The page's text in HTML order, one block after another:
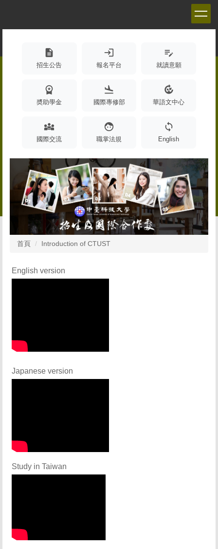
description
招生公告
login
報名平台
edit_note
就讀意願
workspace_premium
奬助學金
flight_land
國際專修部
compost
華語文中心
diversity_3
國際交流
face
職掌法規
sync
English
首頁 Introduction of CTUST
English version
Japanese version
Study in Taiwan